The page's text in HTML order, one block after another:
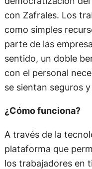
con Zafrales. Los
como simples
parte de las
sentido, un doble
con el personal
se sientan seguros
¿Cómo funciona?
A través de la
plataforma que
los trabajadores en